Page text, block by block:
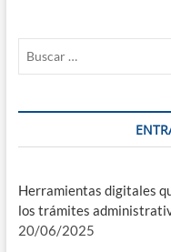
Herramientas digitales
los trámites
20/06/2025